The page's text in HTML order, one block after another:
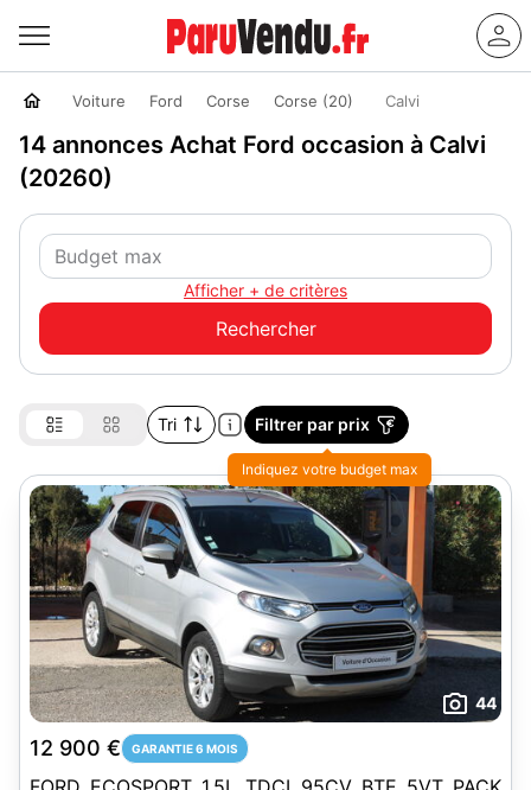
Voiture Ford Corse Corse (20) Calvi
14 annonces Achat Ford occasion à Calvi
(20260)
Afficher + de critères
Tri Filtrer par prix
Indiquez votre budget max
44
12 900 € GARANTIE 6 MOIS